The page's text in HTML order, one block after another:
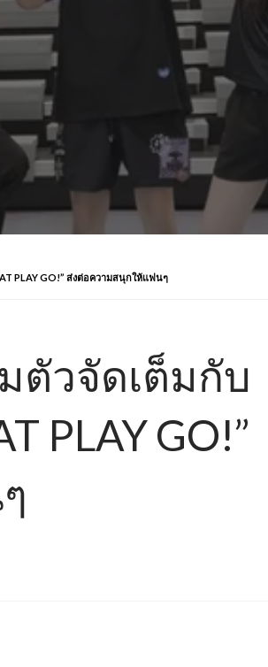
PLAY GO!” ส่งต่อความสนุกให้แฟนๆ
ตัวจัดเต็มกับ
PLAY GO!”